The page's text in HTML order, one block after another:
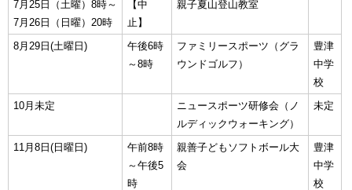
7月25日（土曜）8時～
7月26日（日曜）20時
【中
止】
親子夏山登山教室
8月29日(土曜日)
午後6時
～8時
ファミリースポーツ（グラ
ウンドゴルフ）
豊津
中学
校
10月未定
ニュースポーツ研修会（ノ
ルディックウォーキング）
未定
11月8日(日曜日)
午前8時
～午後5
時
親善子どもソフトボール大
会
豊津
中学
校